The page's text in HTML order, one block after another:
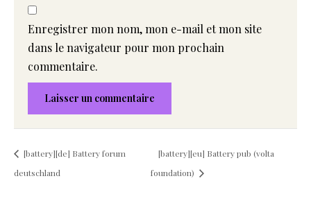
Enregistrer mon nom, mon e-mail et mon site
dans le navigateur pour mon prochain
commentaire.
[battery][de] Battery forum
deutschland
[battery][eu] Battery pub (volta
foundation)